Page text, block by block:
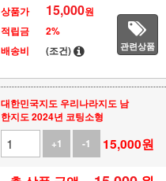
상품가 15,000원
적립금
2%
배송비
(조건) 관련상품
대한민국지도 우리나라지도 남
한지도 2024년 코팅소형
+1
-1 15,000원